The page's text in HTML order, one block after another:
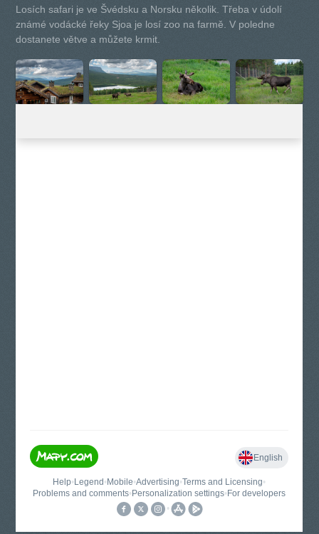
Losích safari je ve Švédsku a Norsku několik. Třeba v údolí
známé vodácké řeky Sjoa je losí zoo na farmě. V poledne
dostanete větve a můžete krmit.